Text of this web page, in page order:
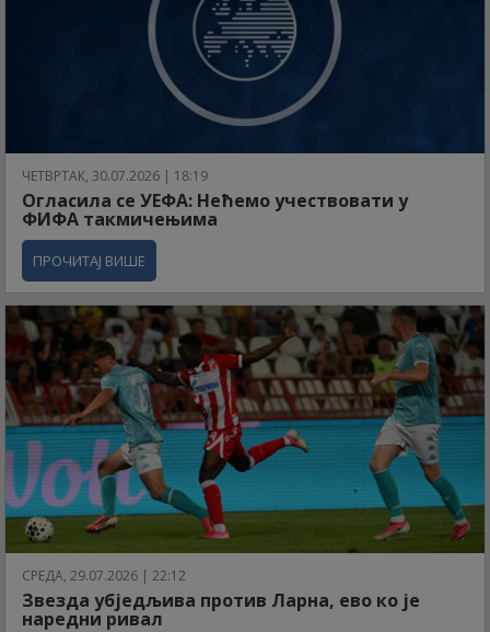
ЧЕТВРТАК, 30.07.2026 | 18:19
Огласила се УЕФА: Нећемо учествовати у
ФИФА такмичењима
ПРОЧИТАЈ ВИШЕ
СРЕДА, 29.07.2026 | 22:12
Звезда убједљива против Ларна, ево ко је
наредни ривал